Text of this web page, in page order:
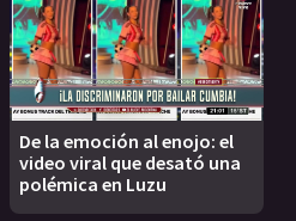
De la emoción al enojo: el
video viral que desató una
polémica en Luzu